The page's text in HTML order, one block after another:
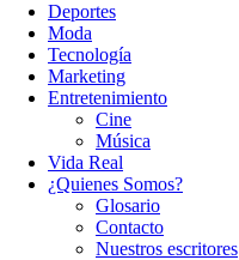
Deportes
Moda
Tecnología
Marketing
Entretenimiento
Cine
Música
Vida Real
¿Quienes Somos?
Glosario
Contacto
Nuestros escritores